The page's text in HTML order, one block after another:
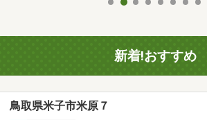
新着!おすすめ
鳥取県米子市米原７